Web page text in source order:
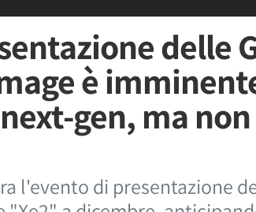
delle
è
gen, ma
l'evento di presentazione